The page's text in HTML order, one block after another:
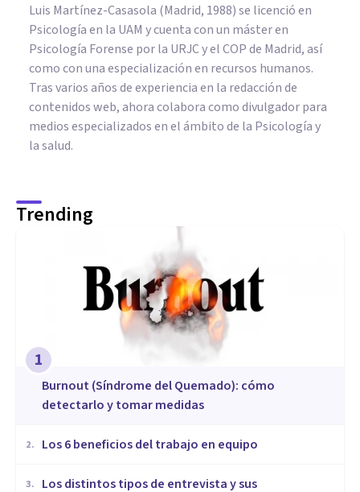
Luis Martínez-Casasola (Madrid, 1988) se licenció en
Psicología en la UAM y cuenta con un máster en
Psicología Forense por la URJC y el COP de Madrid, así
como con una especialización en recursos humanos.
Tras varios años de experiencia en la redacción de
contenidos web, ahora colabora como divulgador para
medios especializados en el ámbito de la Psicología y
la salud.
Trending
1
Burnout (Síndrome del Quemado): cómo
detectarlo y tomar medidas
2. ​Los 6 beneficios del trabajo en equipo
3. ​Los distintos tipos de entrevista y sus